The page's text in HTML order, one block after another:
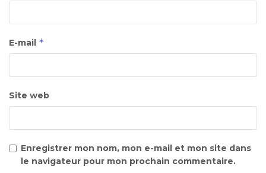
E-mail *
Site web
Enregistrer mon nom, mon e-mail et mon site dans
le navigateur pour mon prochain commentaire.